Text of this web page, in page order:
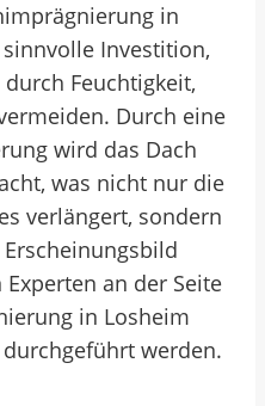
in
Investition,
Feuchtigkeit,
Durch eine
wird das Dach
was nicht nur die
verlängert, sondern
an der Seite
in Losheim
werden.